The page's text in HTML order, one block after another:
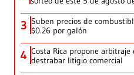
3 Suben precios de
$0.26 por galón
4 Costa Rica propone arbitraje
destrabar litigio comercial